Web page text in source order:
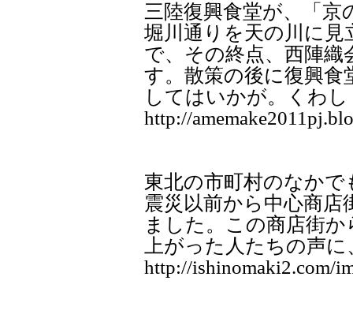
三陸復興食堂が、「京
堀川通りを天の川に
で、その終点、西陣
す。散策の後に復興
してはいかが。くわ
http://
東北の市町村のなか
震災以前から中心商
ました。この商店街
上がった人たちの声
http://ishinomaki2.com/